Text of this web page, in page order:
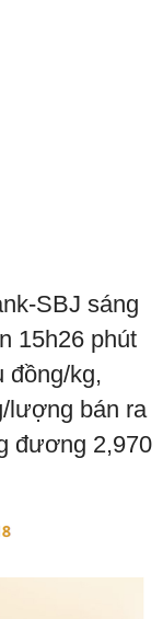
SBJ sáng
15h26 phút
đồng/kg,
lượng bán ra
đương 2,970